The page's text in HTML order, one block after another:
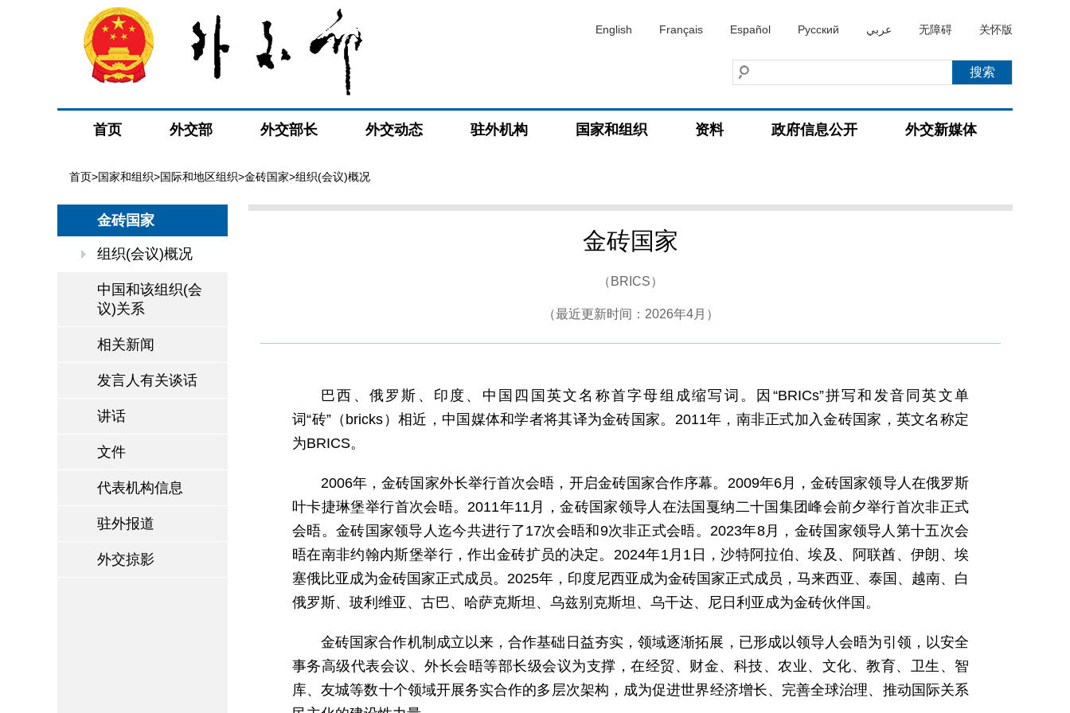
English Français Español Русский عربي 无障碍 关怀版
首页 外交部 外交部长 外交动态 驻外机构 国家和组织 资料 政府信息公开 外交新媒体
首页>国家和组织>国际和地区组织>金砖国家>组织(会议)概况
金砖国家
组织(会议)概况
中国和该组织(会
议)关系
相关新闻
发言人有关谈话
讲话
文件
代表机构信息
驻外报道
外交掠影
金砖国家
（BRICS）
（最近更新时间：2026年4月）
巴西、俄罗斯、印度、中国四国英文名称首字母组成缩写词。因“BRICs”拼写和发音同英文单
词“砖”（bricks）相近，中国媒体和学者将其译为金砖国家。2011年，南非正式加入金砖国家，英文名称定
为BRICS。
2006年，金砖国家外长举行首次会晤，开启金砖国家合作序幕。2009年6月，金砖国家领导人在俄罗斯
叶卡捷琳堡举行首次会晤。2011年11月，金砖国家领导人在法国戛纳二十国集团峰会前夕举行首次非正式
会晤。金砖国家领导人迄今共进行了17次会晤和9次非正式会晤。2023年8月，金砖国家领导人第十五次会
晤在南非约翰内斯堡举行，作出金砖扩员的决定。2024年1月1日，沙特阿拉伯、埃及、阿联酋、伊朗、埃
塞俄比亚成为金砖国家正式成员。2025年，印度尼西亚成为金砖国家正式成员，马来西亚、泰国、越南、白
俄罗斯、玻利维亚、古巴、哈萨克斯坦、乌兹别克斯坦、乌干达、尼日利亚成为金砖伙伴国。
金砖国家合作机制成立以来，合作基础日益夯实，领域逐渐拓展，已形成以领导人会晤为引领，以安全
事务高级代表会议、外长会晤等部长级会议为支撑，在经贸、财金、科技、农业、文化、教育、卫生、智
库、友城等数十个领域开展务实合作的多层次架构，成为促进世界经济增长、完善全球治理、推动国际关系